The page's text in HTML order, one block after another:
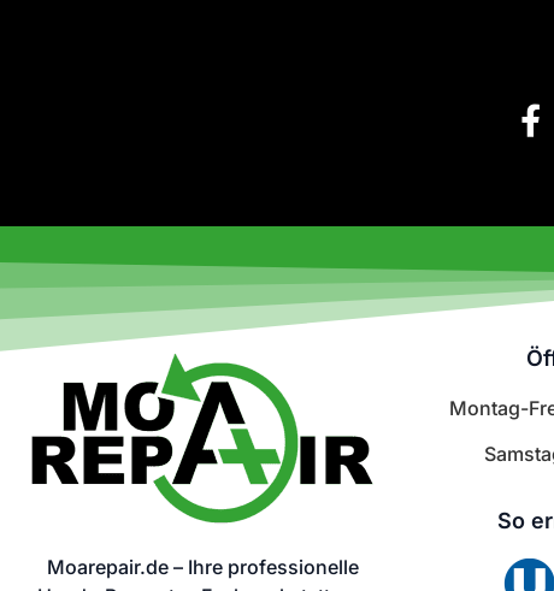
Moarepair.de – Ihre professionelle
Montag-
So